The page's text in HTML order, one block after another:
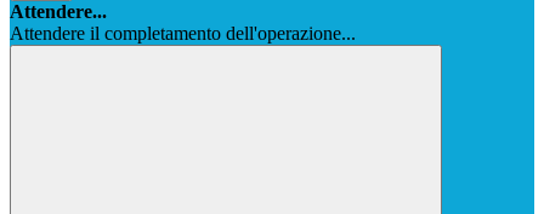
Attendere...
Attendere il completamento dell'operazione...